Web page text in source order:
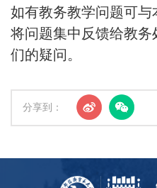
如有教务教学问题可
将问题集中反馈给教
们的疑问。
分享到：